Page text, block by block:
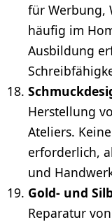
für Werbung,
häufig im
Ausbildung
Herstellung
Ateliers.
erforderlich,
und
Gold- und
Reparatur